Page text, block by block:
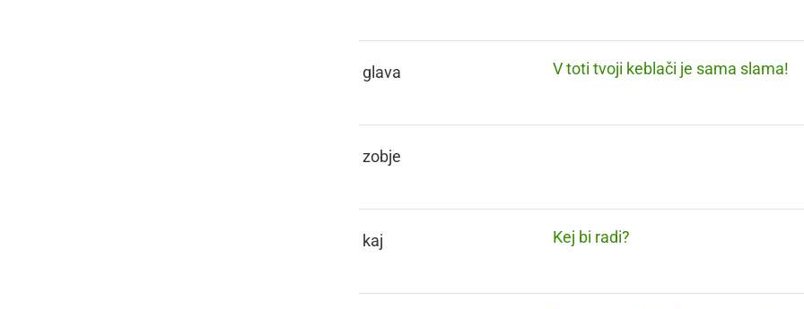
glava V toti tvoji keblači je sama slama!
zobje
kaj Kej bi radi?